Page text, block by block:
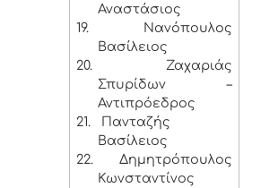
Αναστάσιος
19.
Νανόπουλος
Βασίλειος
20.
Ζαχαριάς
Σπυρίδων –
Αντιπρόεδρος
21.
Πανταζής
Βασίλειος
22.
Δημητρόπουλος
Κωνσταντίνος